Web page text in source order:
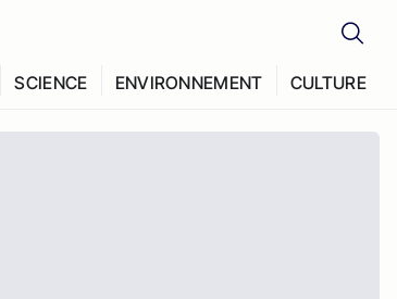
SCIENCE ENVIRONNEMENT CULTURE